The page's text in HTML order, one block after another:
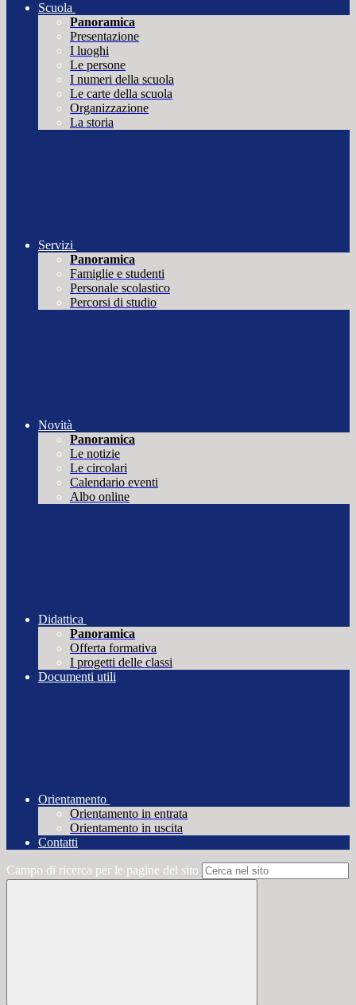
Scuola
Panoramica
Presentazione
I luoghi
Le persone
I numeri della scuola
Le carte della scuola
Organizzazione
La storia
Servizi
Panoramica
Famiglie e studenti
Personale scolastico
Percorsi di studio
Novità
Panoramica
Le notizie
Le circolari
Calendario eventi
Albo online
Didattica
Panoramica
Offerta formativa
I progetti delle classi
Documenti utili
Orientamento
Orientamento in entrata
Orientamento in uscita
Contatti
Campo di ricerca per le pagine del sito